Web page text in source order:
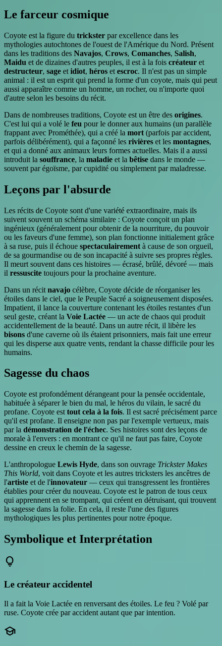
Le farceur cosmique
Coyote est la figure du trickster par excellence dans les
mythologies autochtones de l'ouest de l'Amérique du Nord. Présent
dans les traditions des Navajos, Crows, Comanches, Salish,
Maidu et de dizaines d'autres peuples, il est à la fois créateur et
destructeur, sage et idiot, héros et escroc. Il n'est pas un simple
animal : il est un esprit qui prend la forme d'un coyote, mais qui peut
aussi apparaître comme un homme, un rocher, ou n'importe quoi
d'autre selon les besoins du récit.
Dans de nombreuses traditions, Coyote est un être des origines.
C'est lui qui a volé le feu pour le donner aux humains (un parallèle
frappant avec Prométhée), qui a créé la mort (parfois par accident,
parfois délibérément), qui a façonné les rivières et les montagnes,
et qui a donné aux animaux leurs formes actuelles. Mais il a aussi
introduit la souffrance, la maladie et la bêtise dans le monde —
souvent par égoïsme, par cupidité ou simplement par maladresse.
Leçons par l'absurde
Les récits de Coyote sont d'une variété extraordinaire, mais ils
suivent souvent un schéma similaire : Coyote conçoit un plan
ingénieux (généralement pour obtenir de la nourriture, du pouvoir
ou les faveurs d'une femme), son plan fonctionne initialement grâce
à sa ruse, puis il échoue spectaculairement à cause de son orgueil,
de sa gourmandise ou de son incapacité à suivre ses propres règles.
Il meurt souvent dans ces histoires — écrasé, brûlé, dévoré — mais
il ressuscite toujours pour la prochaine aventure.
Dans un récit navajo célèbre, Coyote décide de réorganiser les
étoiles dans le ciel, que le Peuple Sacré a soigneusement disposées.
Impatient, il lance la couverture contenant les étoiles restantes d'un
seul geste, créant la Voie Lactée — un acte de chaos qui produit
accidentellement de la beauté. Dans un autre récit, il libère les
bisons d'une caverne où ils étaient prisonniers, mais fait une erreur
qui les disperse aux quatre vents, rendant la chasse difficile pour les
humains.
Sagesse du chaos
Coyote est profondément dérangeant pour la pensée occidentale,
habituée à séparer le bien du mal, le héros du vilain, le sacré du
profane. Coyote est tout cela à la fois. Il est sacré précisément parce
qu'il est profane. Il enseigne non pas par l'exemple vertueux, mais
par la démonstration de l'échec. Ses histoires sont des leçons de
morale à l'envers : en montrant ce qu'il ne faut pas faire, Coyote
dessine en creux le chemin de la sagesse.
L'anthropologue Lewis Hyde, dans son ouvrage Trickster Makes
This World, voit dans Coyote et les autres tricksters les ancêtres de
l'artiste et de l'innovateur — ceux qui transgressent les frontières
établies pour créer du nouveau. Coyote est le patron de tous ceux
qui apprennent en se trompant, qui créent en détruisant, qui trouvent
la sagesse dans la folie. En cela, il reste l'une des figures
mythologiques les plus pertinentes pour notre époque.
Symbolique et Interprétation
lightbulb
Le créateur accidentel
Il a fait la Voie Lactée en renversant des étoiles. Le feu ? Volé par
ruse. Coyote crée par accident autant que par intention.
school